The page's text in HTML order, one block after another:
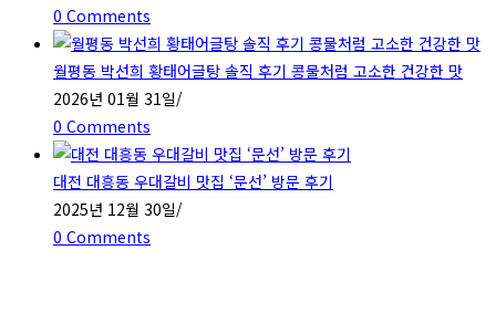
0 Comments
월평동 박선희 황태어글탕 솔직 후기 콩물처럼 고소한 건강한 맛
2026년 01월 31일/
0 Comments
대전 대흥동 우대갈비 맛집 ‘문선’ 방문 후기
2025년 12월 30일/
0 Comments